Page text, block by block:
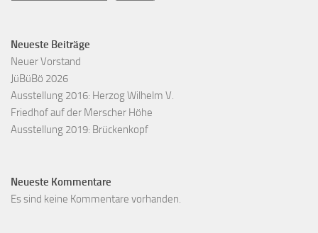
Neueste Beiträge
Neuer Vorstand
JüBüBö 2026
Ausstellung 2016: Herzog Wilhelm V.
Friedhof auf der Merscher Höhe
Ausstellung 2019: Brückenkopf
Neueste Kommentare
Es sind keine Kommentare vorhanden.